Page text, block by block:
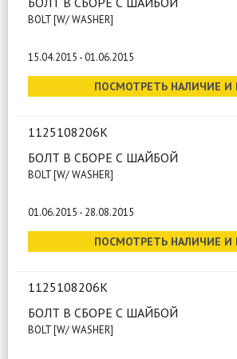
BOLT [W/ WASHER]
15.04.2015 - 01.06.2015
ПОСМОТРЕТЬ НАЛИЧИЕ И
1125108206K
БОЛТ В СБОРЕ С ШАЙБОЙ
BOLT [W/ WASHER]
01.06.2015 - 28.08.2015
ПОСМОТРЕТЬ НАЛИЧИЕ И
1125108206K
БОЛТ В СБОРЕ С ШАЙБОЙ
BOLT [W/ WASHER]